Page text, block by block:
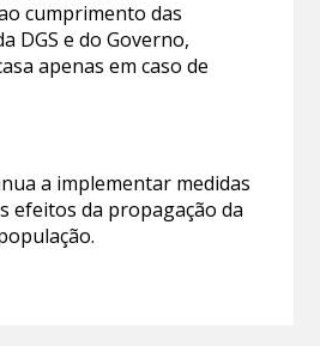
cumprimento das
DGS e do Governo,
apenas em caso de
a implementar medidas
efeitos da propagação da